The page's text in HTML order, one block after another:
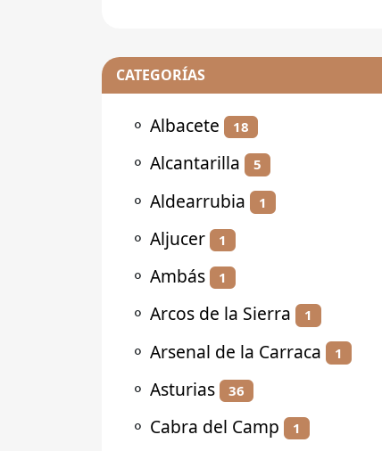
CATEGORÍAS
⚬ Albacete 18
⚬ Alcantarilla 5
⚬ Aldearrubia 1
⚬ Aljucer 1
⚬ Ambás 1
⚬ Arcos de la Sierra 1
⚬ Arsenal de la Carraca 1
⚬ Asturias 36
⚬ Cabra del Camp 1